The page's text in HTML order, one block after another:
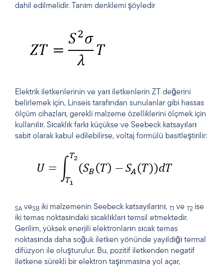
dahil edilmelidir. Tanım denklemi şöyledir
Elektrik iletkenlerinin ve yarı iletkenlerin ZT değerini
belirlemek için, Linseis tarafından sunulanlar gibi hassas
ölçüm cihazları, gerekli malzeme özelliklerini ölçmek için
kullanılır. Sıcaklık farkı küçükse ve Seebeck katsayıları
sabit olarak kabul edilebilirse, voltaj formülü basitleştirilir:
SA veSB iki malzemenin Seebeck katsayılarını, T1 ve T2 ise
iki temas noktasındaki sıcaklıkları temsil etmektedir.
Gerilim, yüksek enerjili elektronların sıcak temas
noktasında daha soğuk iletken yönünde yayıldığı termal
difüzyon ile oluşturulur. Bu, pozitif iletkenden negatif
iletkene sürekli bir elektron taşınmasına yol açar,